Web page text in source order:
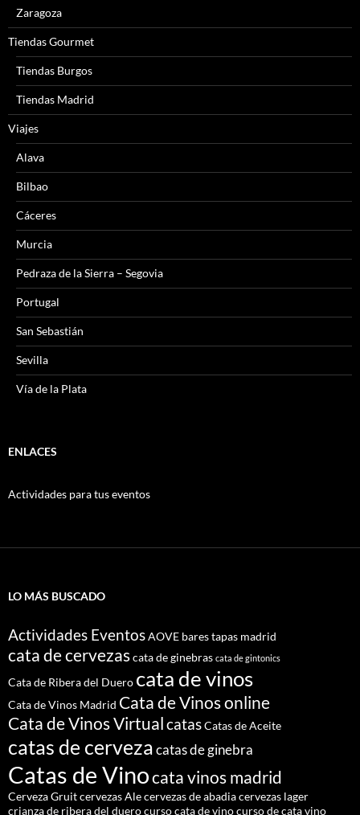
Zaragoza
Tiendas Gourmet
Tiendas Burgos
Tiendas Madrid
Viajes
Alava
Bilbao
Cáceres
Murcia
Pedraza de la Sierra – Segovia
Portugal
San Sebastián
Sevilla
Vía de la Plata
ENLACES
Actividades para tus eventos
LO MÁS BUSCADO
Actividades EventosAOVE bares tapas madrid
cata de cervezascata de ginebras cata de gintonics
Cata de Ribera del Duero cata de vinos
Cata de Vinos Madrid Cata de Vinos online
Cata de Vinos VirtualcatasCatas de Aceite
catas de cervezacatas de ginebra
Catas de Vinocata vinos madrid
Cerveza Gruitcervezas Alecervezas de abadiacervezas lager
crianza de ribera del duerocurso cata de vinocurso de cata vino